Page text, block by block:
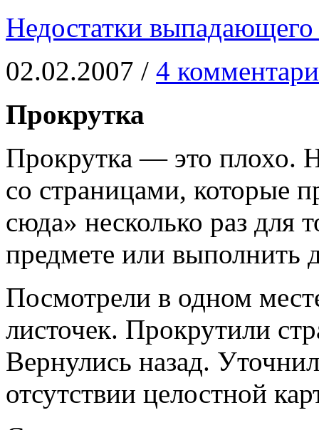
Недостатки выпадающего
02.02.2007 / 4
Прокрутка
Прокрутка — это плохо.
со страницами, которые
сюда» несколько раз для
предмете или выполнить
Посмотрели в одном
листочек. Прокрутили
Вернулись назад.
отсутствии целостной